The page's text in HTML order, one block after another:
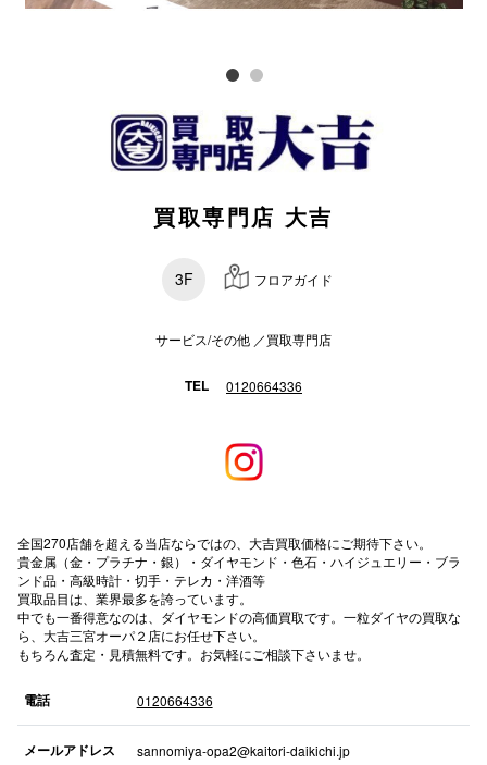
買取専門店 大吉
3F フロアガイド
サービス/その他 ／買取専門店
TEL 0120664336
全国270店舗を超える当店ならではの、大吉買取価格にご期待下さい。
貴金属（金・プラチナ・銀）・ダイヤモンド・色石・ハイジュエリー・ブラ
ンド品・高級時計・切手・テレカ・洋酒等
買取品目は、業界最多を誇っています。
中でも一番得意なのは、ダイヤモンドの高価買取です。一粒ダイヤの買取な
ら、大吉三宮オーパ２店にお任せ下さい。
もちろん査定・見積無料です。お気軽にご相談下さいませ。
電話 0120664336
メールアドレス sannomiya-opa2@kaitori-daikichi.jp
公式SNS
新百合
三宮オ